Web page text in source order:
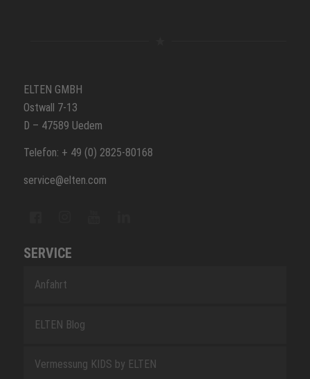
ELTEN GMBH
Ostwall 7-13
D – 47589 Uedem
Telefon: + 49 (0) 2825-80168
service@elten.com
SERVICE
Anfahrt
ELTEN Blog
Vermessung KIDS by ELTEN